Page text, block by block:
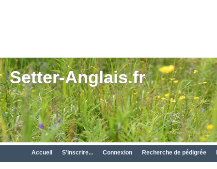
Setter-Anglais.fr
Accueil S'inscrire... Connexion Recherche de pédigrée